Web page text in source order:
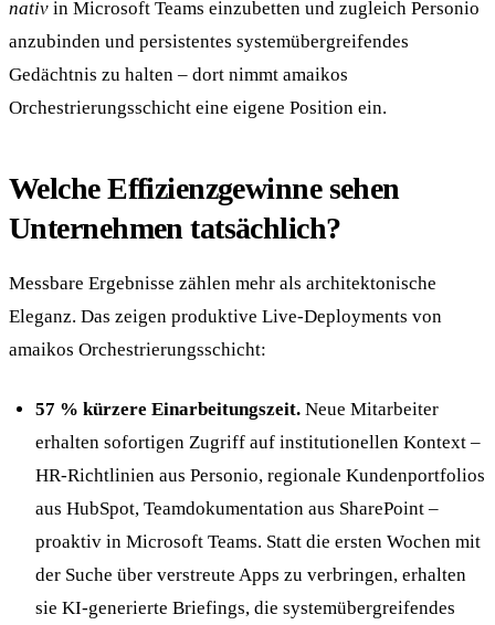
nativ in Microsoft Teams einzubetten und zugleich Personio
anzubinden und persistentes systemübergreifendes
Gedächtnis zu halten – dort nimmt amaikos
Orchestrierungsschicht eine eigene Position ein.
Welche Effizienzgewinne sehen
Unternehmen tatsächlich?
Messbare Ergebnisse zählen mehr als architektonische
Eleganz. Das zeigen produktive Live-Deployments von
amaikos Orchestrierungsschicht:
57 % kürzere Einarbeitungszeit. Neue Mitarbeiter
erhalten sofortigen Zugriff auf institutionellen Kontext –
HR-Richtlinien aus Personio, regionale Kundenportfolios
aus HubSpot, Teamdokumentation aus SharePoint –
proaktiv in Microsoft Teams. Statt die ersten Wochen mit
der Suche über verstreute Apps zu verbringen, erhalten
sie KI-generierte Briefings, die systemübergreifendes